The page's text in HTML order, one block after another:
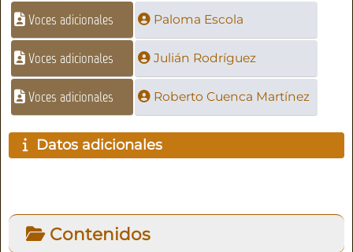
Voces adicionales Paloma Escola
Voces adicionales Julián Rodríguez
Voces adicionales Roberto Cuenca Martínez
Datos adicionales
Contenidos